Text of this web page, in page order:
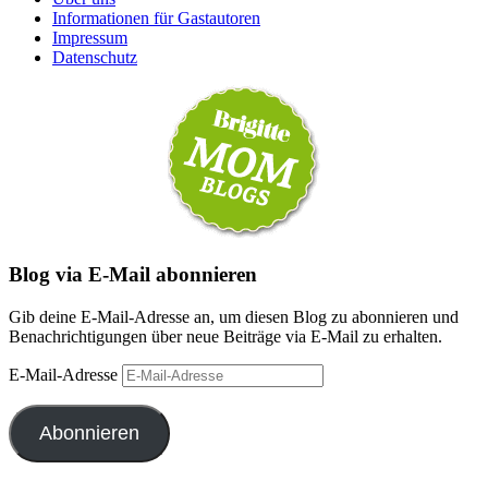
Informationen für Gastautoren
Impressum
Datenschutz
Blog via E-Mail abonnieren
Gib deine E-Mail-Adresse an, um diesen Blog zu abonnieren und
Benachrichtigungen über neue Beiträge via E-Mail zu erhalten.
E-Mail-Adresse
Abonnieren